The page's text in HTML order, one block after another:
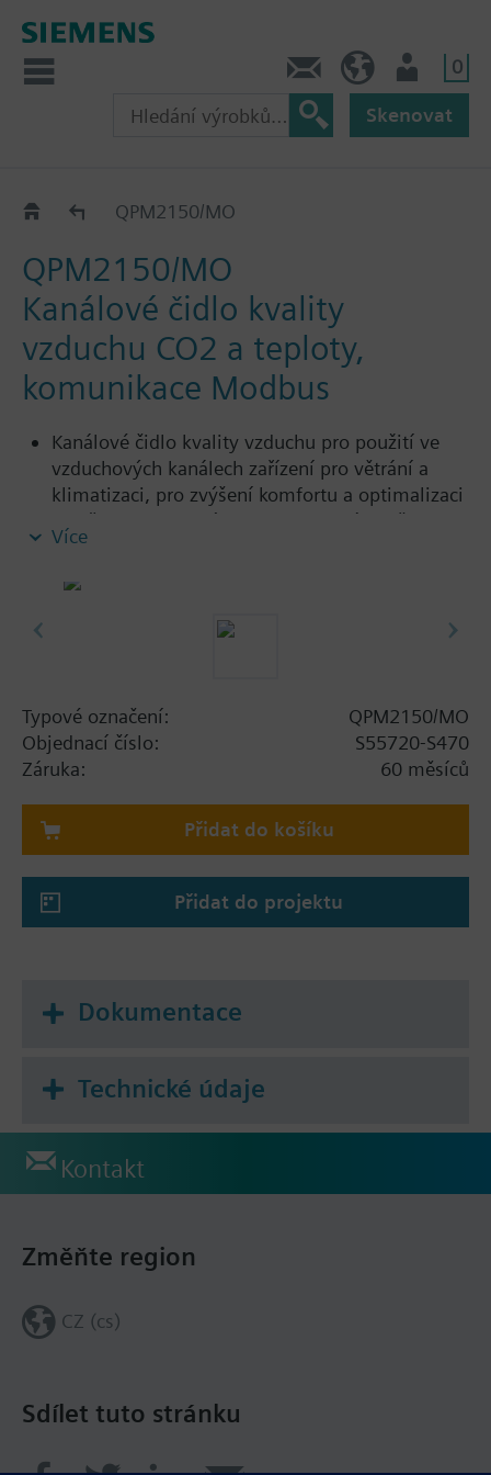
0
Skenovat
QPM../MOQPM2150/MO
QPM2150/MO
Kanálové čidlo kvality
vzduchu CO2 a teploty,
komunikace Modbus
Kanálové čidlo kvality vzduchu pro použití ve
vzduchových kanálech zařízení pro větrání a
klimatizaci, pro zvýšení komfortu a optimalizaci
spotřeby energie díky regulaci na základě
potřeby a kvality vzduchu
Snímací prvek CO2 nevyžadující údržbu
regulátory Climatix
Nastavení DIP přepínači ve spojení s ostatními
regulátory
Více
Typové označení:
QPM2150/MO
Objednací číslo:
S55720-S470
Záruka:
60 měsíců
Přidat do košíku
Přidat do projektu
Dokumentace
Technické údaje
Kontakt
Sdílet tuto stránku
Změňte region
CZ (cs)